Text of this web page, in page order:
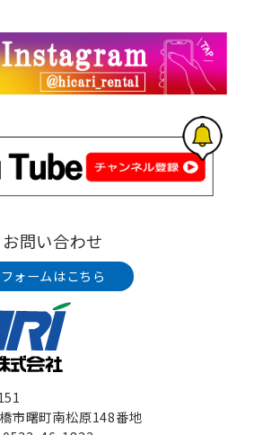
お問い合わせ
フォームはこちら
南松原148番地